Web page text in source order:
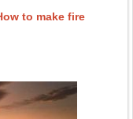
to make fire